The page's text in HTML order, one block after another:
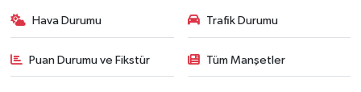
Hava Durumu Trafik Durumu
Puan Durumu ve Fikstür Tüm Manşetler